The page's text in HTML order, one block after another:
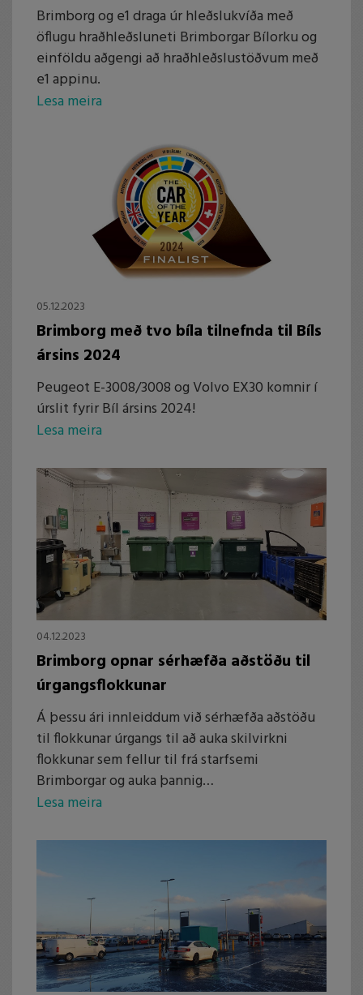
Brimborg og e1 draga úr hleðslukvíða með
öflugu hraðhleðsluneti Brimborgar Bílorku og
einföldu aðgengi að hraðhleðslustöðvum með
e1 appinu.
Lesa meira
05.12.2023
Brimborg með tvo bíla tilnefnda til Bíls
ársins 2024
Peugeot E-3008/3008 og Volvo EX30 komnir í
úrslit fyrir Bíl ársins 2024!
Lesa meira
04.12.2023
Brimborg opnar sérhæfða aðstöðu til
úrgangsflokkunar
Á þessu ári innleiddum við sérhæfða aðstöðu
til flokkunar úrgangs til að auka skilvirkni
flokkunar sem fellur til frá starfsemi
Brimborgar og auka þannig
endurvinnsluhlutfall.
Lesa meira